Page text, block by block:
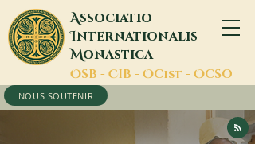
Associatio
Internationalis
Monastica
OSB - CIB - OCist - OCSO
NOUS SOUTENIR